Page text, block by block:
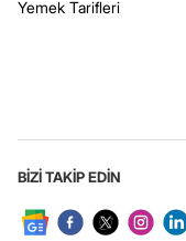
Yemek Tarifleri
BİZİ TAKİP EDİN